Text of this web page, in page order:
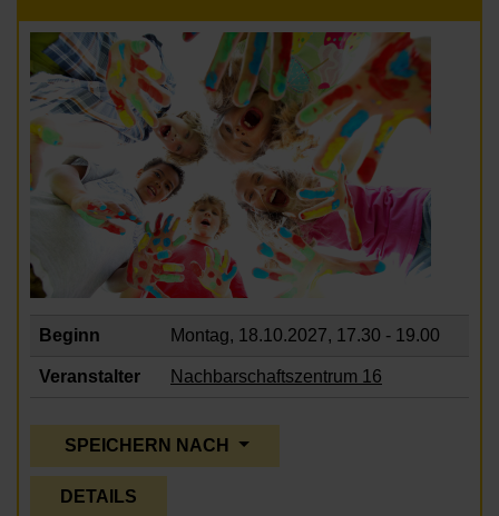
Beginn Montag, 18.10.2027, 17.30 - 19.00
Veranstalter Nachbarschaftszentrum 16
SPEICHERN NACH
DETAILS